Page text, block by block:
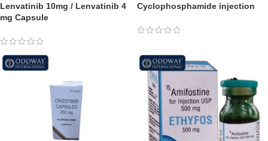
Lenvatinib 10mg / Lenvatinib 4
mg Capsule
Cyclophosphamide injection